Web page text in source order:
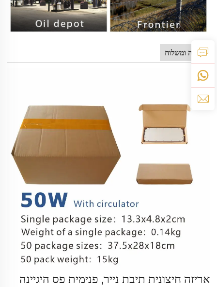
אריזה ומשלוח
אריזה חיצונית תיבת נייר, פנימית פס היגיינה